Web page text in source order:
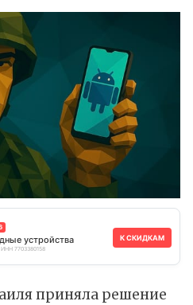
устройства
7703380158
К СКИДКАМ
приняла решение